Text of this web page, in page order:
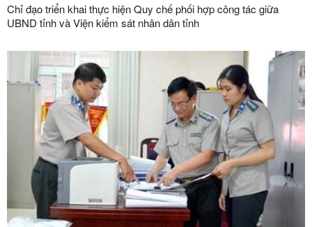
Chỉ đạo triển khai thực hiện Quy chế phối hợp công tác giữa
UBND tỉnh và Viện kiểm sát nhân dân tỉnh